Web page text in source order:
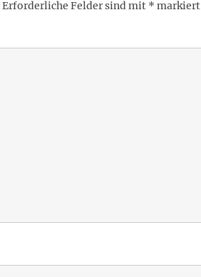
Erforderliche Felder sind mit * markiert